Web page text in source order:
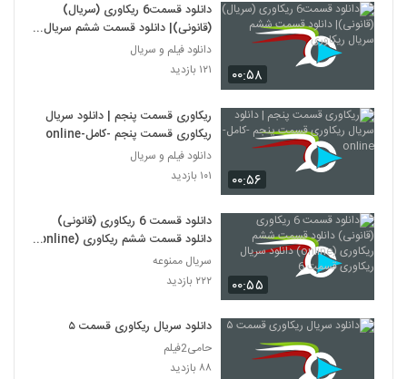
۰۰:۵۸
دانلود قسمت6 ریکاوری (سریال)
(قانونی)| دانلود قسمت ششم سریال
ریکاوری
دانلود فیلم و سریال
۱۲۱ بازدید
۰۰:۵۶
ریکاوری قسمت پنجم | دانلود سریال
ریکاوری قسمت پنجم -کامل-online
دانلود فیلم و سریال
۱۰۱ بازدید
۰۰:۵۵
دانلود قسمت 6 ریکاوری (قانونی)
دانلود قسمت ششم ریکاوری (online)
دانلود سریال ریکاوری قسمت 6
سریال ممنوعه
۲۲۲ بازدید
دانلود سریال ریکاوری قسمت ۵
حامی2فیلم
۸۸ بازدید